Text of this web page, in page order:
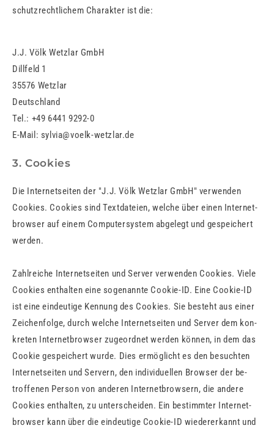
schutz­recht­li­chem Cha­rak­ter ist die:
J.J. Völk Wetzlar GmbH
Dill­feld 1
35576 Wetz­lar
Deutsch­land
Tel.: +49 6441 9292-0
E-Mail: syl­via@​voelk-​wetzlar.​de
3. Cookies
Die In­ter­net­sei­ten der "J.J. Völk Wetzlar GmbH" ver­wen­den
Coo­kies. Coo­kies sind Text­da­tei­en, wel­che über einen In­ter­net­
brow­ser auf einem Com­pu­ter­sys­tem ab­ge­legt und ge­spei­chert
wer­den.
Zahl­rei­che In­ter­net­sei­ten und Ser­ver ver­wen­den Coo­kies. Viele
Coo­kies ent­hal­ten eine so­ge­nann­te Coo­kie-ID. Eine Coo­kie-ID
ist eine ein­deu­ti­ge Ken­nung des Coo­kies. Sie be­steht aus einer
Zei­chen­fol­ge, durch wel­che In­ter­net­sei­ten und Ser­ver dem kon­
kre­ten In­ter­net­brow­ser zu­ge­ord­net wer­den kön­nen, in dem das
Coo­kie ge­spei­chert wurde. Dies er­mög­licht es den be­such­ten
In­ter­net­sei­ten und Ser­vern, den in­di­vi­du­el­len Brow­ser der be­
trof­fe­nen Per­son von an­de­ren In­ter­net­brow­sern, die an­de­re
Coo­kies ent­hal­ten, zu un­ter­schei­den. Ein be­stimm­ter In­ter­net­
brow­ser kann über die ein­deu­ti­ge Coo­kie-ID wie­der­er­kannt und